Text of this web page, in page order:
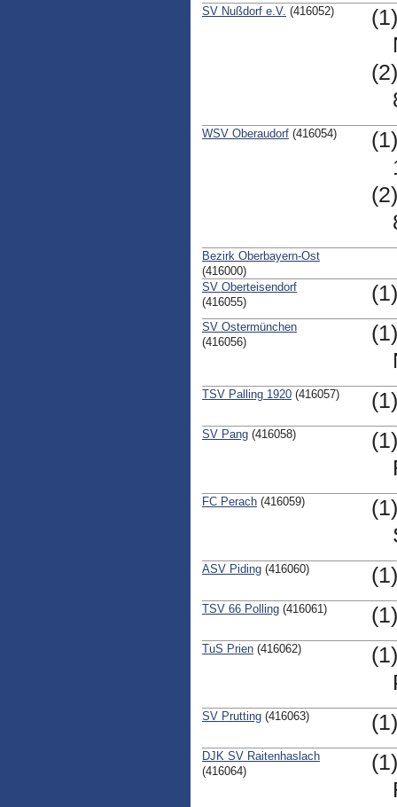
SV Nußdorf e.V. (416052)
WSV Oberaudorf(416054)
Bezirk Oberbayern-Ost
(416000)
SV Oberteisendorf
(416055)
SV Ostermünchen
(416056)
TSV Palling 1920(416057)
SV Pang(416058)
FC Perach(416059)
ASV Piding(416060)
TSV 66 Polling(416061)
TuS Prien(416062)
SV Prutting(416063)
DJK SV Raitenhaslach
(416064)